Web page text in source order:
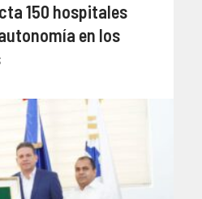
150 hospitales
en los